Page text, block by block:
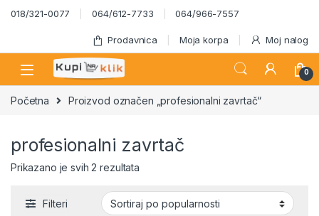
Skip to navigation
Skip to content
018/321-0077 064/612-7733 064/966-7557
Prodavnica Moja korpa Moj nalog
0
Početna Proizvod označen „profesionalni zavrtač“
profesionalni zavrtač
Prikazano je svih 2 rezultataSortirano po popularnosti
Filteri